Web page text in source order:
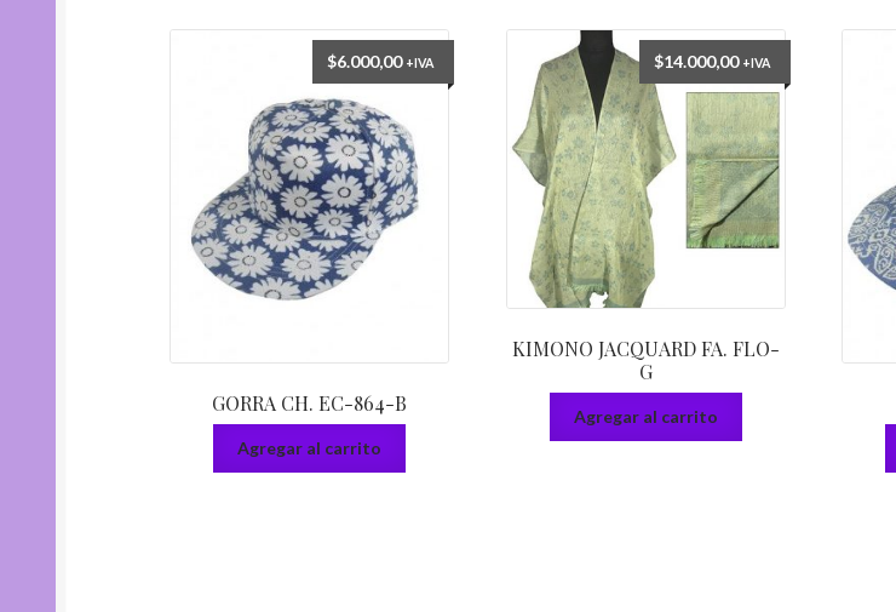
GORRA CH. EC-864-B
$6.000,00 +IVA
Agregar al carrito
KIMONO JACQUARD FA. FLO-
G
$14.000,00 +IVA
Agregar al carrito